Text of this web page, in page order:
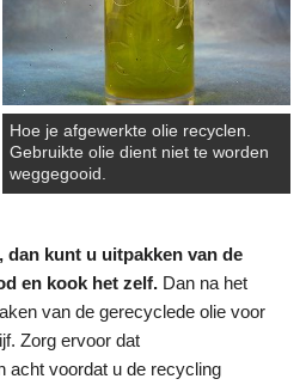
Hoe je afgewerkte olie recyclen.
Gebruikte olie dient niet te worden
weggegooid.
kunt u uitpakken van de
en kook het zelf. Dan na het
van de gerecyclede olie voor
Zorg ervoor dat
acht voordat u de recycling